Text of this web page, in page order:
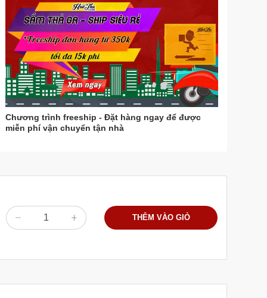
Chương trình freeship - Đặt hàng ngay để được
miễn phí vận chuyển tận nhà
THÊM VÀO GIỎ